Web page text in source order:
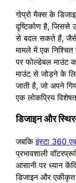
गोप्रो मैक्स के
दृष्टिकोण है, जिससे
से बदल सकते हैं, जैसे
मामले में एक
पर फोल्डेबल माउंट
माउंट से जोड़ने के
जाती है, जो अपने
एक लोकप्रिय
डिजाइन और
जबकिइंस्टा 360
प्रभावशाली
आसानी पर ध्यान
डिजाइन और एकीकृत